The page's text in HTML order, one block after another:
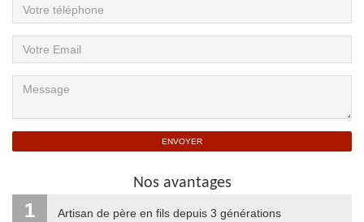
Nos avantages
1 Artisan de père en fils depuis 3 générations